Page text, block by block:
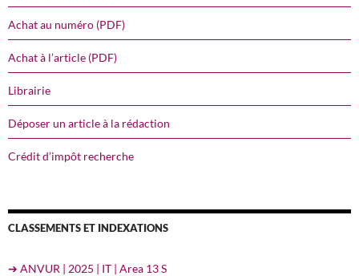
Achat au numéro (PDF)
Achat à l’article (PDF)
Librairie
Déposer un article à la rédaction
Crédit d’impôt recherche
CLASSEMENTS ET INDEXATIONS
➔ ANVUR | 2025 | IT | Area 13 S